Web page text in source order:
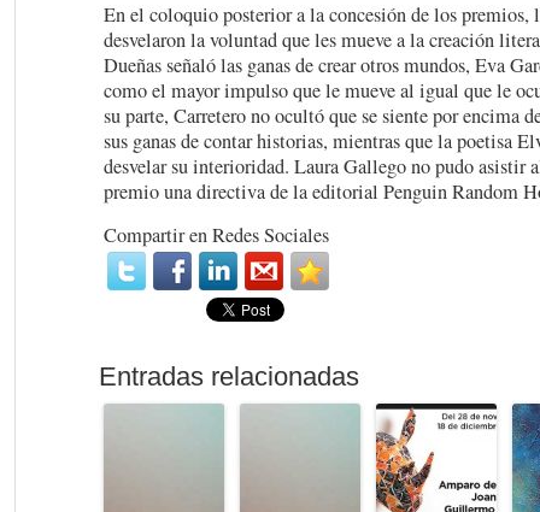
En el coloquio posterior a la concesión de los premios,
desvelaron la voluntad que les mueve a la creación
Dueñas señaló las ganas de crear otros mundos, Eva
como el mayor impulso que le mueve al igual que le
su parte, Carretero no ocultó que se siente por encima
sus ganas de contar historias, mientras que la poetisa
desvelar su interioridad. Laura Gallego no pudo asistir
premio una directiva de la editorial Penguin Random
Compartir en Redes Sociales